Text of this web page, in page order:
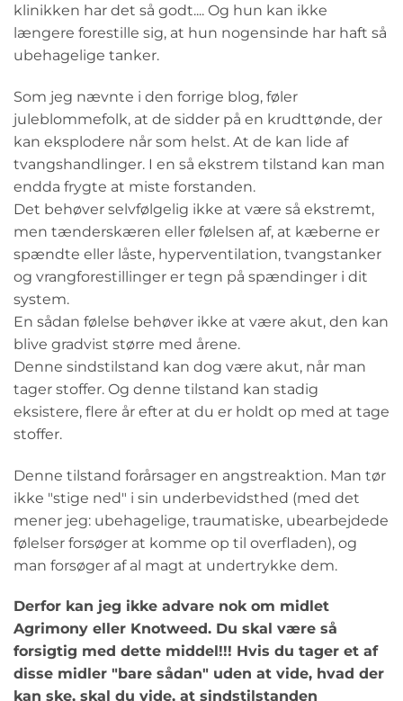
klinikken har det så godt.... Og hun kan ikke
længere forestille sig, at hun nogensinde har haft så
ubehagelige tanker.
Som jeg nævnte i den forrige blog, føler
juleblommefolk, at de sidder på en krudttønde, der
kan eksplodere når som helst. At de kan lide af
tvangshandlinger. I en så ekstrem tilstand kan man
endda frygte at miste forstanden.
Det behøver selvfølgelig ikke at være så ekstremt,
men tænderskæren eller følelsen af, at kæberne er
spændte eller låste, hyperventilation, tvangstanker
og vrangforestillinger er tegn på spændinger i dit
system.
En sådan følelse behøver ikke at være akut, den kan
blive gradvist større med årene.
Denne sindstilstand kan dog være akut, når man
tager stoffer. Og denne tilstand kan stadig
eksistere, flere år efter at du er holdt op med at tage
stoffer.
Denne tilstand forårsager en angstreaktion. Man tør
ikke "stige ned" i sin underbevidsthed (med det
mener jeg: ubehagelige, traumatiske, ubearbejdede
følelser forsøger at komme op til overfladen), og
man forsøger af al magt at undertrykke dem.
Derfor kan jeg ikke advare nok om midlet
Agrimony eller Knotweed. Du skal være så
forsigtig med dette middel!!! Hvis du tager et af
disse midler "bare sådan" uden at vide, hvad der
kan ske, skal du vide, at sindstilstanden